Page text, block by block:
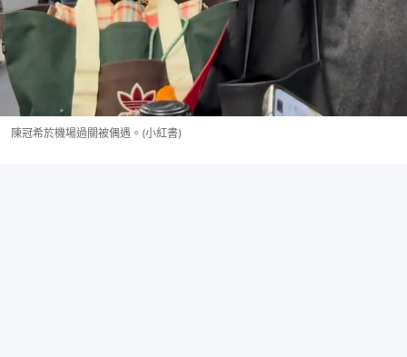
陳冠希於機場過關被偶遇。(小紅書)